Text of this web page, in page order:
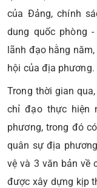
của Đảng, chính
dung quốc phòng
lãnh đạo hằng
hội của địa phương.
Trong thời gian
chỉ đạo thực hiện
phương, trong đó
quân sự địa
vệ và 3 văn bản về
được xây dựng kịp
Danang AI